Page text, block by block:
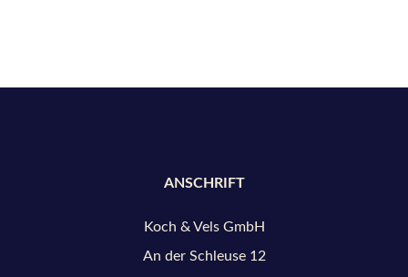
ANSCHRIFT
Koch & Vels GmbH
An der Schleuse 12